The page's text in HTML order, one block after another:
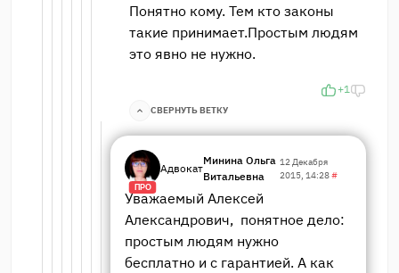
Понятно кому. Тем кто законы
такие принимает.Простым людям
это явно не нужно.
+1
СВЕРНУТЬ ВЕТКУ
ПРО
Адвокат
Минина Ольга
Витальевна
12 Декабря
2015, 14:28#
Уважаемый Алексей
Александрович, понятное дело:
простым людям нужно
бесплатно и с гарантией. А как